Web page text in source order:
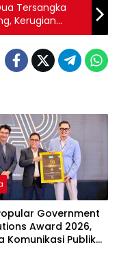
Tersangka
Kerugian
Government
Award 2026,
Komunikasi Publik